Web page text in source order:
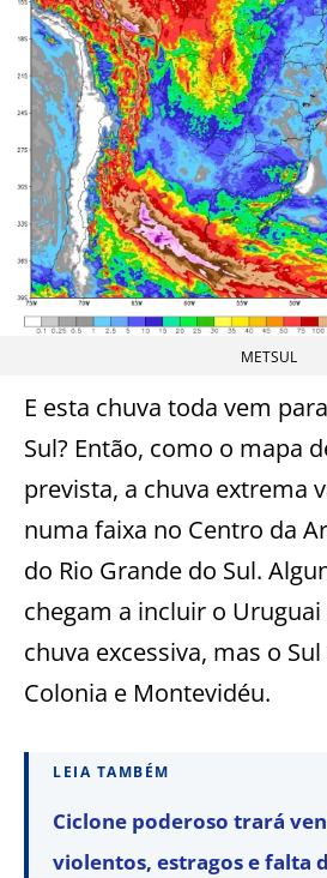
METSUL
E esta chuva toda vem
Sul? Então, como o mapa
prevista, a chuva extrema
numa faixa no Centro da
do Rio Grande do Sul.
chegam a incluir o
chuva excessiva, mas o
Colonia e Montevidéu.
LEIA TAMBÉM
Ciclone poderoso trará
violentos, estragos e falta